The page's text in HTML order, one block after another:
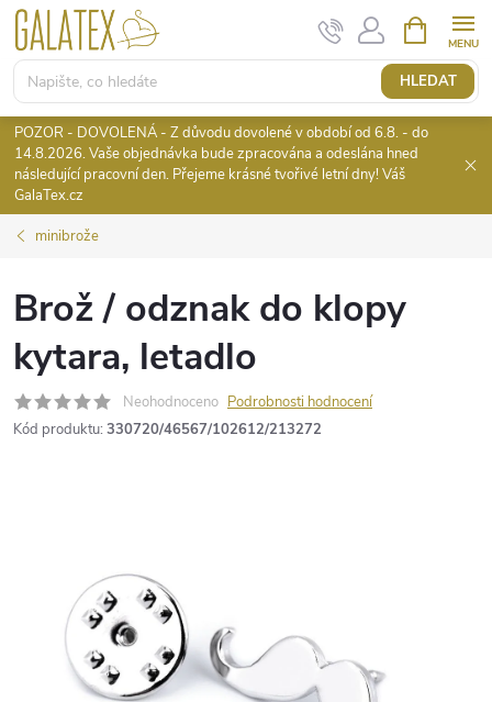
Přejít
obsah
HLEDAT
NÁKUPNÍ
KOŠÍK
POZOR - DOVOLENÁ - Z důvodu dovolené v období od 6.8. - do
14.8.2026. Vaše objednávka bude zpracována a odeslána hned
následující pracovní den. Přejeme krásné tvořivé letní dny! Váš
GalaTex.cz
minibrože
Brož / odznak do klopy
kytara, letadlo
Neohodnoceno Podrobnosti hodnocení
Kód produktu: 330720/46567/102612/213272